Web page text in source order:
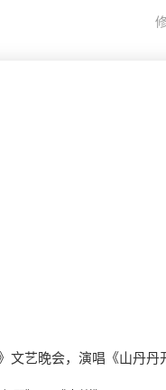
艺晚会，演唱《山丹丹